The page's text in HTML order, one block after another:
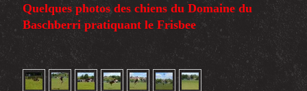
Quelques photos des chiens du Domaine du
Baschberri pratiquant le Frisbee